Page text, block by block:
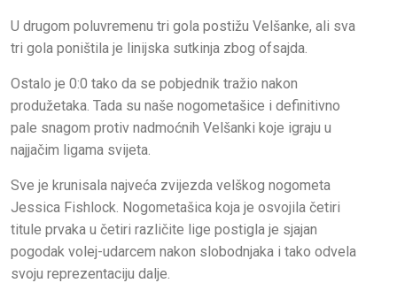
U drugom poluvremenu tri gola postižu Velšanke, ali sva
tri gola poništila je linijska sutkinja zbog ofsajda.
Ostalo je 0:0 tako da se pobjednik tražio nakon
produžetaka. Tada su naše nogometašice i definitivno
pale snagom protiv nadmoćnih Velšanki koje igraju u
najjačim ligama svijeta.
Sve je krunisala najveća zvijezda velškog nogometa
Jessica Fishlock. Nogometašica koja je osvojila četiri
titule prvaka u četiri različite lige postigla je sjajan
pogodak volej-udarcem nakon slobodnjaka i tako odvela
svoju reprezentaciju dalje.